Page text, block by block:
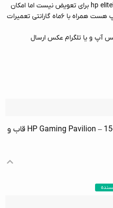
متاسفانه از قاب hp elitebook g2 840 برای تعویض نیست اما امکان
تعمیر و ترمیم قاب خود لپ تاپ هست همراه با ۶ماه گارانتی تعمیرات
آپ و یا تلگرام عکس ارسال
سلام برای این مدل HP Gaming Pavilion – 15-cx0811no قاب و